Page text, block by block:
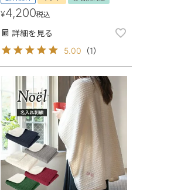
¥4,200税込
詳細を見る
5.00 （1）